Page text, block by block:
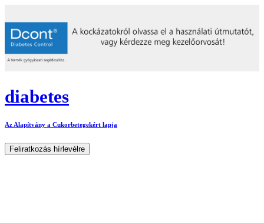
diabetes
Az Alapítvány a Cukorbetegekért lapja